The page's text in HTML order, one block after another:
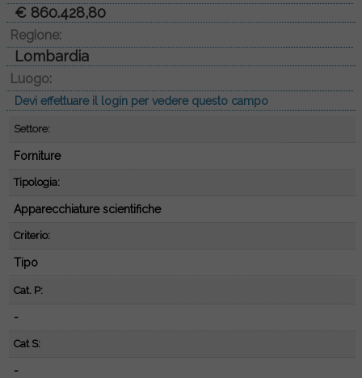
€ 860.428,80
Regione:
Lombardia
Luogo:
Devi effettuare il login per vedere questo campo
Settore:
Forniture
Tipologia:
Apparecchiature scientifiche
Criterio:
Tipo
Cat. P:
-
Cat S:
-